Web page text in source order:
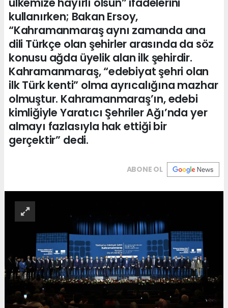
kullanırken; Bakan Ersoy,
“Kahramanmaraş aynı zamanda ana
dili Türkçe olan şehirler arasında da söz
konusu ağda üyelik alan ilk şehirdir.
Kahramanmaraş, “edebiyat şehri olan
ilk Türk kenti” olma ayrıcalığına mazhar
olmuştur. Kahramanmaraş’ın, edebi
kimliğiyle Yaratıcı Şehriler Ağı’nda yer
almayı fazlasıyla hak ettiği bir
gerçektir” dedi.
ABONE OL